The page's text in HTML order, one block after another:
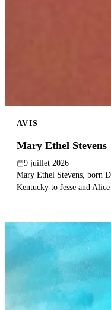
AVIS
Mary Ethel Stevens
9 juillet 2026
Mary Ethel Stevens, born
Kentucky to Jesse and